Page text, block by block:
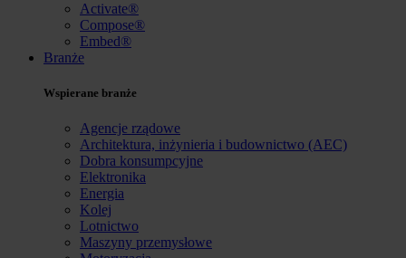
Activate®
Compose®
Embed®
Branże
Wspierane branże
Agencje rządowe
Architektura, inżynieria i budownictwo (AEC)
Dobra konsumpcyjne
Elektronika
Energia
Kolej
Lotnictwo
Maszyny przemysłowe